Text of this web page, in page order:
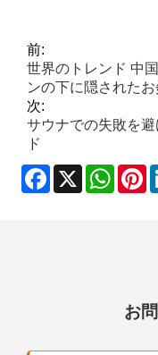
前:
世界のトレンド 中
ンの下に隠されたお
次:
サウナでの失敗を
ド
Facebook
X
お